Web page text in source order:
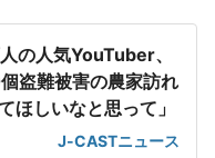
の人気YouTuber、
盗難被害の農家訪れ
ほしいなと思って」
J-CASTニュース